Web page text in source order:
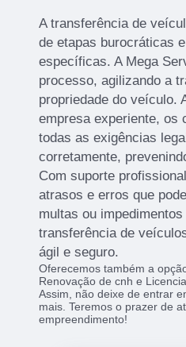
A transferência de
de etapas burocráticas
específicas. A Mega
processo, agilizando a
propriedade do veículo.
empresa experiente, os
todas as exigências
corretamente,
Com suporte
atrasos e erros que
multas ou
transferência de
ágil e seguro.
Oferecemos também a
Renovação de cnh e
Assim, não deixe de entrar
mais. Teremos o prazer de
empreendimento!